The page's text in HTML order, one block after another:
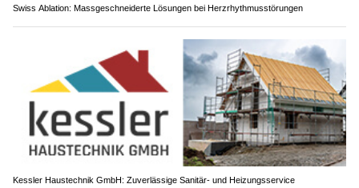
Swiss Ablation: Massgeschneiderte Lösungen bei Herzrhythmusstörungen
Kessler Haustechnik GmbH: Zuverlässige Sanitär- und Heizungsservice